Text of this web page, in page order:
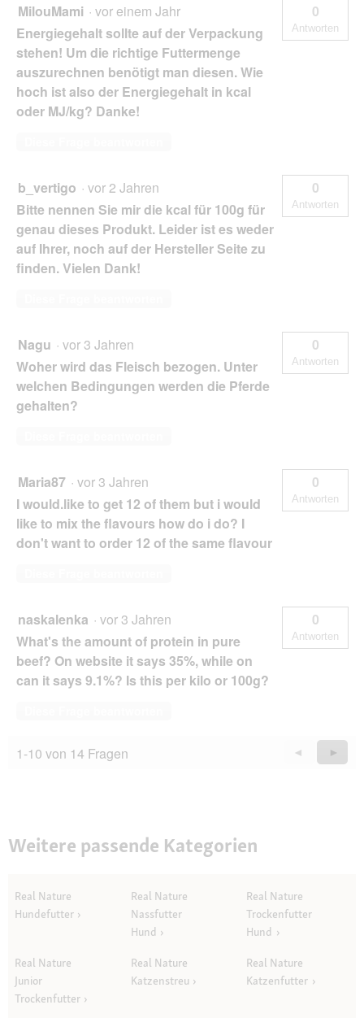
MilouMami · vor einem Jahr
Energiegehalt sollte auf der Verpackung
stehen! Um die richtige Futtermenge
auszurechnen benötigt man diesen. Wie
hoch ist also der Energiegehalt in kcal
oder MJ/kg? Danke!
0
Antworten
b_vertigo · vor 2 Jahren
Bitte nennen Sie mir die kcal für 100g für
genau dieses Produkt. Leider ist es weder
auf Ihrer, noch auf der Hersteller Seite zu
finden. Vielen Dank!
0
Antworten
Nagu · vor 3 Jahren
Woher wird das Fleisch bezogen. Unter
welchen Bedingungen werden die Pferde
gehalten?
0
Antworten
Maria87 · vor 3 Jahren
I would.like to get 12 of them but i would
like to mix the flavours how do i do? I
don't want to order 12 of the same flavour
0
Antworten
naskalenka · vor 3 Jahren
What's the amount of protein in pure
beef? On website it says 35%, while on
can it says 9.1%? Is this per kilo or 100g?
0
Antworten
1-10 von 14 Fragen
Zurück
Questions
◄
Weiter
►
Weitere passende Kategorien
Real Nature
Hundefutter
Real Nature
Nassfutter
Hund
Real Nature
Trockenfutter
Hund
Real Nature
Junior
Trockenfutter
Real Nature
Katzenstreu
Real Nature
Katzenfutter